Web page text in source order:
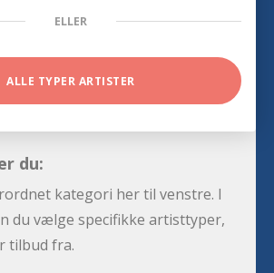
ELLER
ALLE TYPER ARTISTER
du:
kategori her til venstre. I
du vælge specifikke artisttyper,
tilbud fra.